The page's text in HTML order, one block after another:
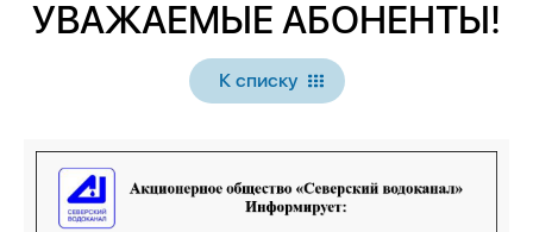
УВАЖАЕМЫЕ АБОНЕНТЫ!
К списку